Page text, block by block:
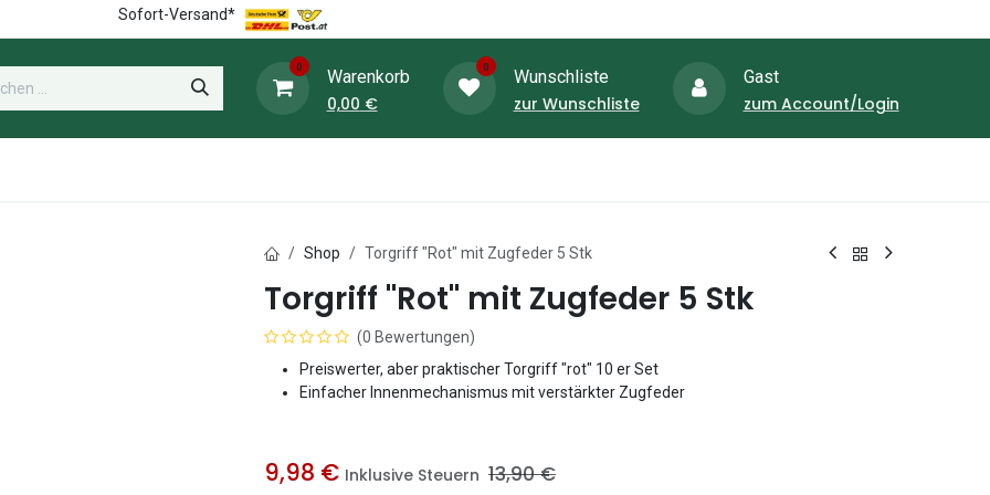
Sofort-Versand*
0 Warenkorb
0,00 €
0 Wunschliste
zur Wunschliste
Gast
zum Account/Login
Shop Torgriff "Rot" mit Zugfeder 5 Stk
Torgriff "Rot" mit Zugfeder 5 Stk
(0 Bewertungen)
Preiswerter, aber praktischer Torgriff "rot" 10 er Set
Einfacher Innenmechanismus mit verstärkter Zugfeder
9,98 € Inklusive Steuern 13,90€